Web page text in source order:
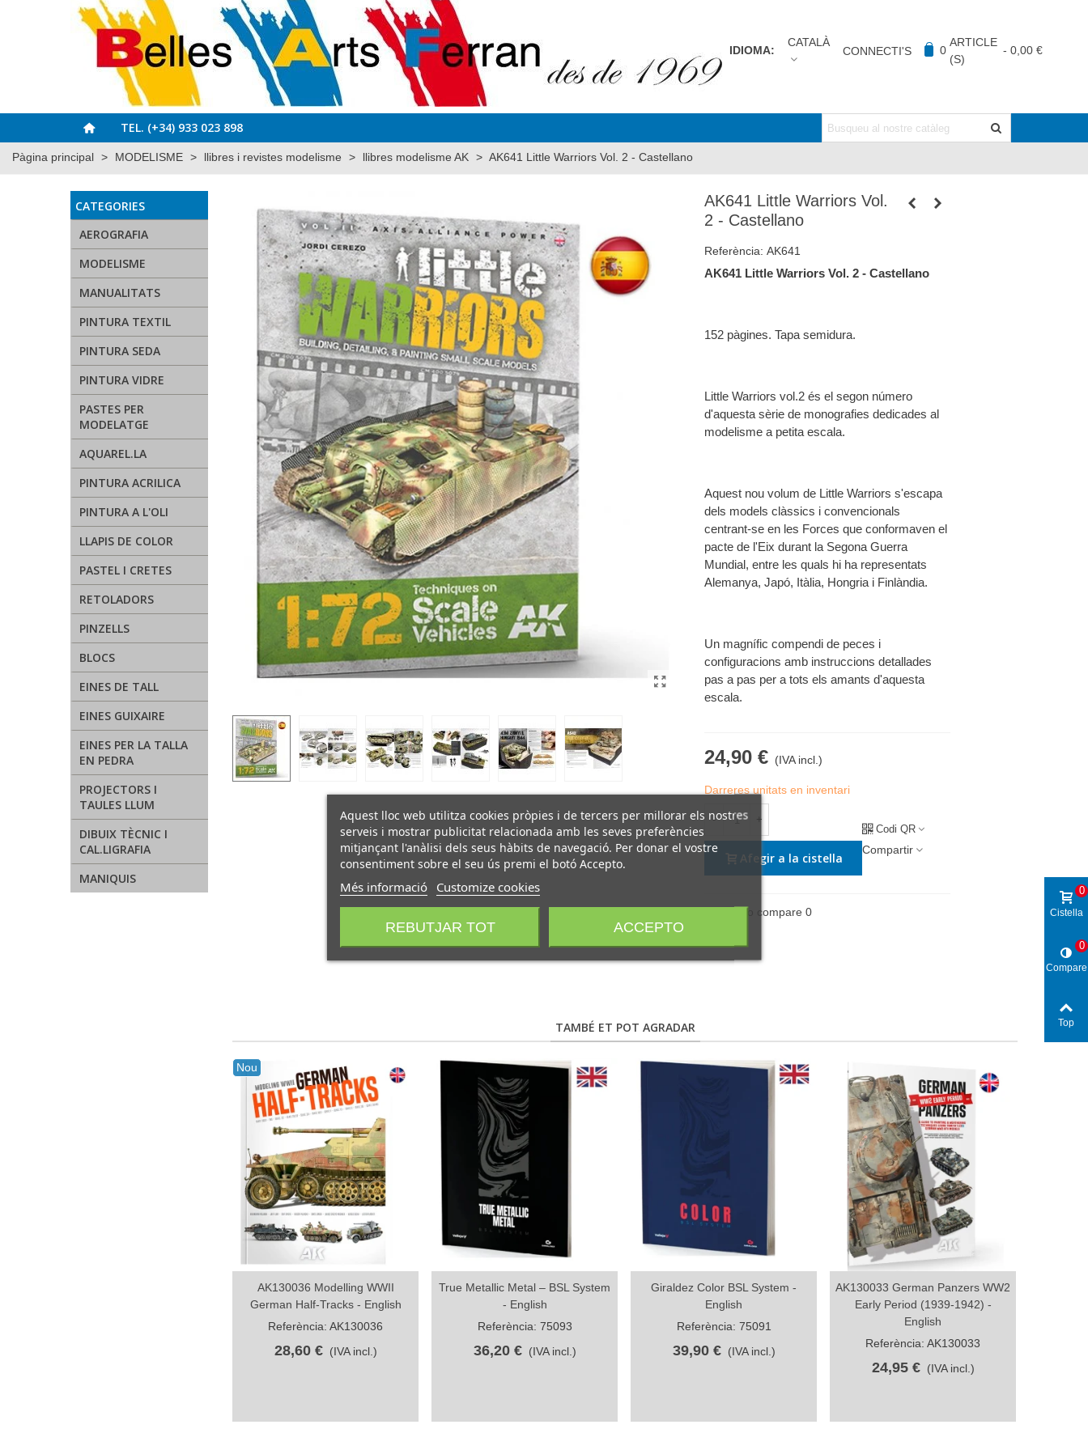
IDIOMA:
CATALÀ
CONNECTI'S 0
ARTICLE
(S)
- 0,00 €
TEL. (+34) 933 023 898
Pàgina principal > MODELISME > llibres i revistes modelisme > llibres modelisme AK > AK641 Little Warriors Vol. 2 - Castellano
CATEGORIES
AEROGRAFIA
MODELISME
MANUALITATS
PINTURA TEXTIL
PINTURA SEDA
PINTURA VIDRE
PASTES PER
MODELATGE
AQUAREL.LA
PINTURA ACRILICA
PINTURA A L'OLI
LLAPIS DE COLOR
PASTEL I CRETES
RETOLADORS
PINZELLS
BLOCS
EINES DE TALL
EINES GUIXAIRE
EINES PER LA TALLA
EN PEDRA
PROJECTORS I
TAULES LLUM
DIBUIX TÈCNIC I
CAL.LIGRAFIA
MANIQUIS
AK641 Little Warriors Vol.
2 - Castellano
Referència: AK641
AK641 Little Warriors Vol. 2 - Castellano
152 pàgines. Tapa semidura.
Little Warriors vol.2 és el segon número
d'aquesta sèrie de monografies dedicades al
modelisme a petita escala.
Aquest nou volum de Little Warriors s'escapa
dels models clàssics i convencionals
centrant-se en les Forces que conformaven el
pacte de l'Eix durant la Segona Guerra
Mundial, entre les quals hi ha representats
Alemanya, Japó, Itàlia, Hongria i Finlàndia.
Un magnífic compendi de peces i
configuracions amb instruccions detallades
pas a pas per a tots els amants d'aquesta
escala.
24,90 € (IVA incl.)
Darreres unitats en inventari
- +
Afegir a la cistella
Codi QR
Compartir
Add to compare 0
TAMBÉ ET POT AGRADAR
Nou
Compartir
AK130036 Modelling WWII
German Half-Tracks - English
Referència: AK130036
28,60 € (IVA incl.)
Compartir
True Metallic Metal – BSL System
- English
Referència: 75093
36,20 € (IVA incl.)
Compartir
Giraldez Color BSL System -
English
Referència: 75091
39,90 € (IVA incl.)
Compartir
AK130033 German Panzers WW2
Early Period (1939-1942) -
English
Referència: AK130033
24,95 € (IVA incl.)
Aquest lloc web utilitza cookies pròpies i de tercers per millorar els nostres
serveis i mostrar publicitat relacionada amb les seves preferències
mitjançant l'anàlisi dels seus hàbits de navegació. Per donar el vostre
consentiment sobre el seu ús premi el botó Accepto.
Més informació Customize cookies
REBUTJAR TOT ACCEPTO
Cistella
0
Compare
0
Top